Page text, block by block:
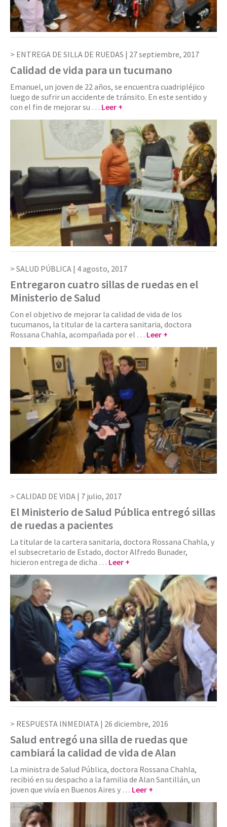
ENTREGA DE SILLA DE RUEDAS | 27 septiembre, 2017
Calidad de vida para un tucumano
Emanuel, un joven de 22 años, se encuentra cuadripléjico
luego de sufrir un accidente de tránsito. En este sentido y
con el fin de mejorar su … Leer +
SALUD PÚBLICA | 4 agosto, 2017
Entregaron cuatro sillas de ruedas en el
Ministerio de Salud
Con el objetivo de mejorar la calidad de vida de los
tucumanos, la titular de la cartera sanitaria, doctora
Rossana Chahla, acompañada por el … Leer +
CALIDAD DE VIDA | 7 julio, 2017
El Ministerio de Salud Pública entregó sillas
de ruedas a pacientes
La titular de la cartera sanitaria, doctora Rossana Chahla, y
el subsecretario de Estado, doctor Alfredo Bunader,
hicieron entrega de dicha … Leer +
RESPUESTA INMEDIATA | 26 diciembre, 2016
Salud entregó una silla de ruedas que
cambiará la calidad de vida de Alan
La ministra de Salud Pública, doctora Rossana Chahla,
recibió en su despacho a la familia de Alan Santillán, un
joven que vivía en Buenos Aires y … Leer +